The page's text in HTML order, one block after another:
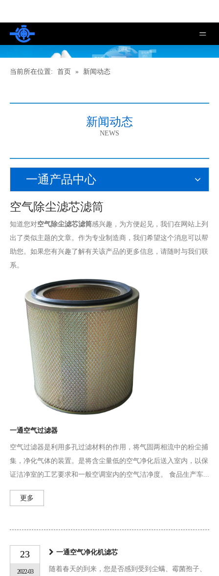
当前所在位置: 首页 » 新闻动态
新闻动态
NEWS
一通产品中心
空气除尘滤芯滤筒
知道您对空气除尘滤芯滤筒感兴趣，为方便起见，我们在网站上列
出了类似主题的文章。作为专业制造商，我们希望这个消息可以帮
助您。如果您有兴趣了解有关该产品的更多信息，请随时与我们联
系。
一通空气过滤器
空气过滤器是利用多孔过滤材料的作用，将气固两相流中的粉尘捕
集，净化气体的装置。是将含尘量低的空气净化后送入室内，以保
证洁净室的工艺要求和一般空调室内的空气洁净度。 食品生产车...
更多
23
2022-03
一通空气净化机滤芯
随着春天的到来，您是否感到受到尘螨、霉菌孢子、